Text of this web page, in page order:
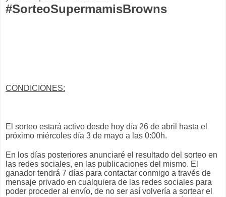
#SorteoSupermamisBrowns
CONDICIONES:
El sorteo estará activo desde hoy día 26 de abril hasta el
próximo miércoles día 3 de mayo a las 0:00h.
En los días posteriores anunciaré el resultado del sorteo en
las redes sociales, en las publicaciones del mismo. El
ganador tendrá 7 días para contactar conmigo a través de
mensaje privado en cualquiera de las redes sociales para
poder proceder al envío, de no ser así volvería a sortear el